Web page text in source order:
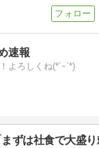
速報
よろしくね(*´ｰ`*)